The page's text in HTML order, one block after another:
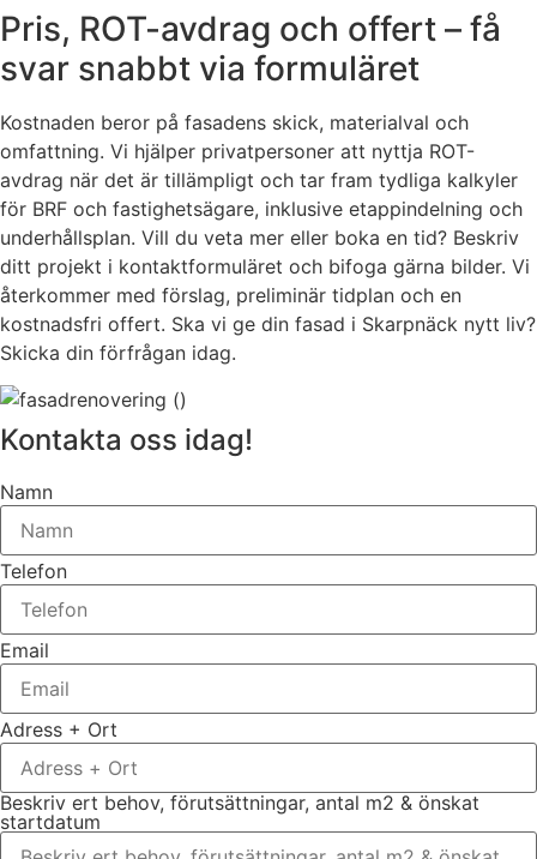
Pris, ROT-avdrag och offert – få
svar snabbt via formuläret
Kostnaden beror på fasadens skick, materialval och
omfattning. Vi hjälper privatpersoner att nyttja ROT-
avdrag när det är tillämpligt och tar fram tydliga kalkyler
för BRF och fastighetsägare, inklusive etappindelning och
underhållsplan. Vill du veta mer eller boka en tid? Beskriv
ditt projekt i kontaktformuläret och bifoga gärna bilder. Vi
återkommer med förslag, preliminär tidplan och en
kostnadsfri offert. Ska vi ge din fasad i Skarpnäck nytt liv?
Skicka din förfrågan idag.
Kontakta oss idag!
Namn
Telefon
Email
Adress + Ort
Beskriv ert behov, förutsättningar, antal m2 & önskat
startdatum